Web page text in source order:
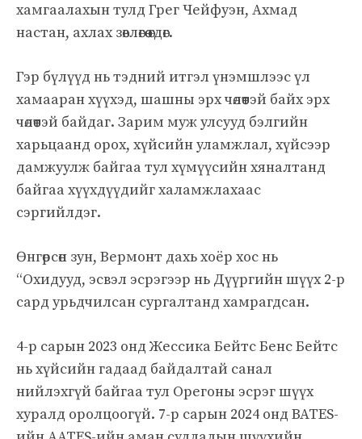
хамгаалахын тулд Грег Чейфуэн, Ахмад
настан, ахлах зөвлөгөө өгдөг.
Гэр бүлүүд нь тэдний итгэл үнэмшлээс үл
хамааран хүүхэд, шашны эрх чөлөөтэй байх эрх
чөлөөтэй байдаг. Зарим муж улсууд бэлгийн
харьцаанд орох, хүйсийн уламжлал, хүйсээр
дамжуулж байгаа тул хүмүүсийн хяналтанд
байгаа хүүхдүүдийг халамжлахаас
сэргийлдэг.
Өнгөрсөн зун, Вермонт дахь хоёр хос нь
“Охидууд, эсвэл эсрэгээр нь Дүүргийн шүүх 2-р
сард урьдчилсан сургалтанд хамрагдсан.
4-р сарын 2023 онд Жессика Бейтс Бенс Бейтс
нь хүйсийн гадаад байдалтай санал
нийлэхгүй байгаа тул Орегоны эсрэг шүүх
хуралд оролцоогүй. 7-р сарын 2024 онд BATES-